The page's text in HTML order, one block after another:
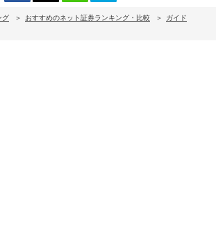
グ おすすめのネット証券ランキング・比較
ガイド